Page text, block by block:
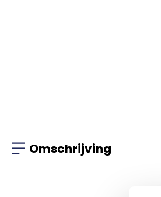
Omschrijving